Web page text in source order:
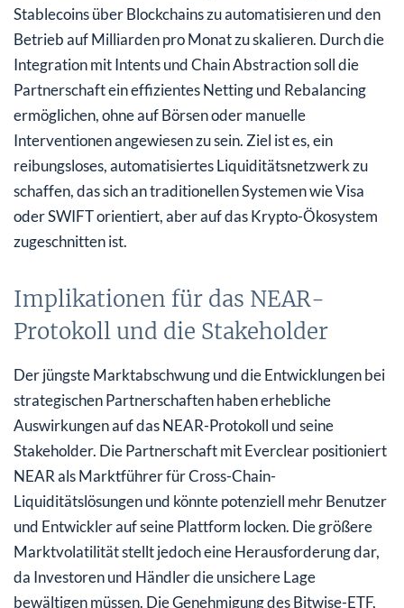
Stablecoins über Blockchains zu automatisieren und den
Betrieb auf Milliarden pro Monat zu skalieren. Durch die
Integration mit Intents und Chain Abstraction soll die
Partnerschaft ein effizientes Netting und Rebalancing
ermöglichen, ohne auf Börsen oder manuelle
Interventionen angewiesen zu sein. Ziel ist es, ein
reibungsloses, automatisiertes Liquiditätsnetzwerk zu
schaffen, das sich an traditionellen Systemen wie Visa
oder SWIFT orientiert, aber auf das Krypto-Ökosystem
zugeschnitten ist.
Implikationen für das NEAR-
Protokoll und die Stakeholder
Der jüngste Marktabschwung und die Entwicklungen bei
strategischen Partnerschaften haben erhebliche
Auswirkungen auf das NEAR-Protokoll und seine
Stakeholder. Die Partnerschaft mit Everclear positioniert
NEAR als Marktführer für Cross-Chain-
Liquiditätslösungen und könnte potenziell mehr Benutzer
und Entwickler auf seine Plattform locken. Die größere
Marktvolatilität stellt jedoch eine Herausforderung dar,
da Investoren und Händler die unsichere Lage
bewältigen müssen. Die Genehmigung des Bitwise-ETF,